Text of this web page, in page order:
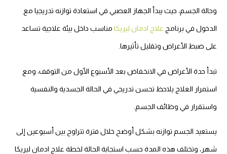
وحالة الجسم، حيث يبدأ الجهاز العصبي في استعادة توازنه تدريجيا مع
الدخول في برنامج علاج ادمان ليريكا مناسب داخل بيئة علاجية تساعد
على ضبط الأعراض وتقليل تأثيرها.
تبدأ حدة الأعراض في الانخفاض بعد الأسبوع الأول من التوقف، ومع
استمرار العلاج يلاحظ تحسن تدريجي في الحالة الجسدية والنفسية
واستقرار في وظائف الجسم.
يستعيد الجسم توازنه بشكل أوضح خلال فترة تتراوح بين أسبوعين إلى
شهر، وتختلف هذه المدة حسب استجابة الحالة لخطة علاج ادمان ليريكا